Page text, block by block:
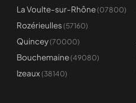
La Voulte-sur-Rhône(07800)
Rozérieulles (57160)
Quincey(70000)
Bouchemaine(49080)
Izeaux (38140)